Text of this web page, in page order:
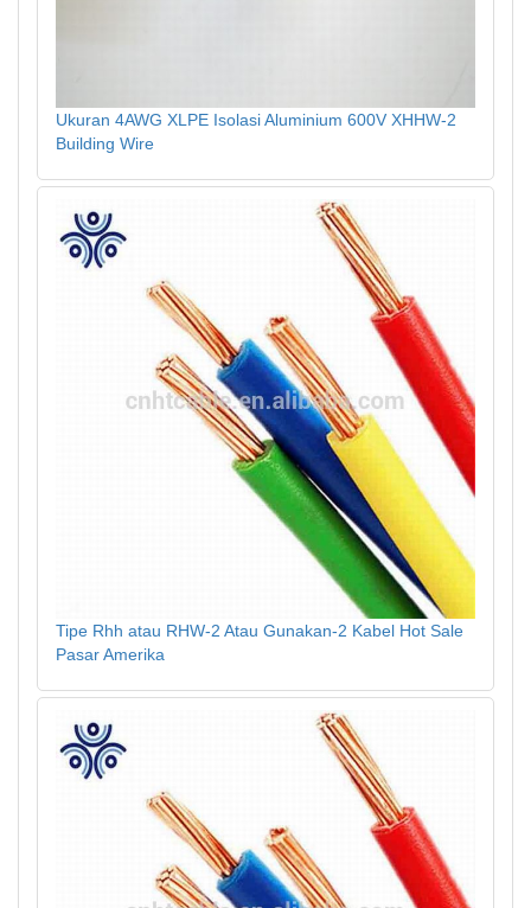
Ukuran 4AWG XLPE Isolasi Aluminium 600V XHHW-2
Building Wire
Tipe Rhh atau RHW-2 Atau Gunakan-2 Kabel Hot Sale
Pasar Amerika